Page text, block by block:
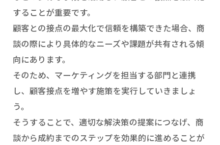
することが重要です。
顧客との接点の最大化で信頼を構築できた場合、商
談の際により具体的なニーズや課題が共有される傾
向にあります。
そのため、マーケティングを担当する部門と連携
し、顧客接点を増やす施策を実行していきましょ
う。
そうすることで、適切な解決策の提案につなげ、商
談から成約までのステップを効果的に進めることが